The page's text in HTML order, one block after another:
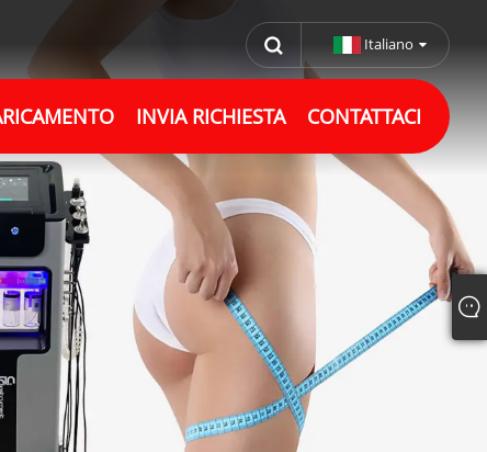
Italiano
INVIA RICHIESTA CONTATTACI